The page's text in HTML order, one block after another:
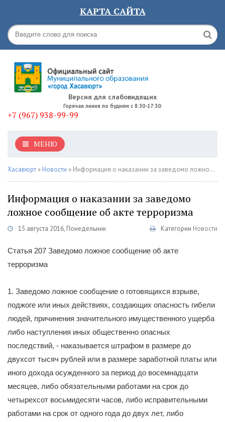
КАРТА САЙТА
Версия для слабовидящих
Горячая линия по будням с 8:30-17:30:
+7 (967) 938-99-99
МЕНЮ
Хасавюрт » Новости » Информация о наказании за заведомо ложное сообщение об акте терроризма
Информация о наказании за заведомо
ложное сообщение об акте терроризма
15 августа 2016, Понедельник Категории Новости
Статья 207 Заведомо ложное сообщение об акте
терроризма
1. Заведомо ложное сообщение о готовящихся взрыве,
поджоге или иных действиях, создающих опасность гибели
людей, причинения значительного имущественного ущерба
либо наступления иных общественно опасных
последствий, - наказывается штрафом в размере до
двухсот тысяч рублей или в размере заработной платы или
иного дохода осужденного за период до восемнадцати
месяцев, либо обязательными работами на срок до
четырехсот восьмидесяти часов, либо исправительными
работами на срок от одного года до двух лет, либо